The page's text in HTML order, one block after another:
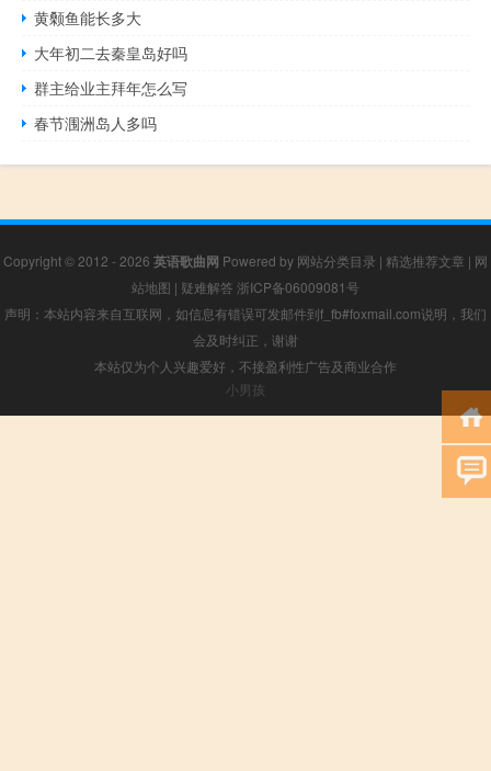
黄颡鱼能长多大
大年初二去秦皇岛好吗
群主给业主拜年怎么写
春节涠洲岛人多吗
Copyright © 2012 - 2026 英语歌曲网 Powered by 网站分类目录 | 精选推荐文章 | 网
站地图 | 疑难解答 浙ICP备06009081号
声明：本站内容来自互联网，如信息有错误可发邮件到f_fb#foxmail.com说明，我们
会及时纠正，谢谢
本站仅为个人兴趣爱好，不接盈利性广告及商业合作
小男孩